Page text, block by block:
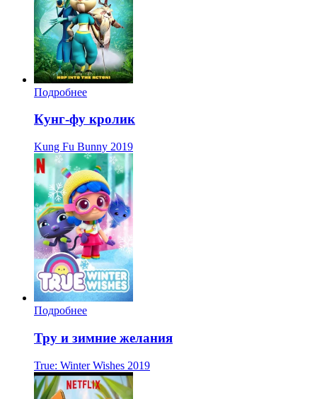
Подробнее
Кунг-фу кролик
Kung Fu Bunny 2019
Подробнее
Тру и зимние желания
True: Winter Wishes 2019